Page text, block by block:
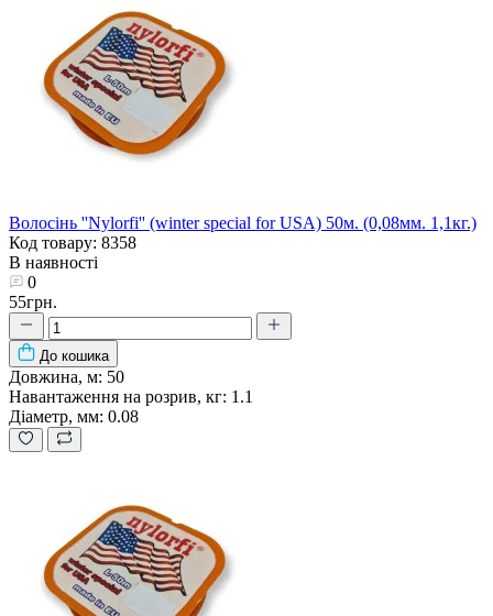
Волосінь ''Nylorfi'' (winter special for USA) 50м. (0,08мм. 1,1кг.)
Код товару: 8358
В наявності
0
55грн.
До кошика
Довжина, м: 50
Навантаження на розрив, кг: 1.1
Діаметр, мм: 0.08